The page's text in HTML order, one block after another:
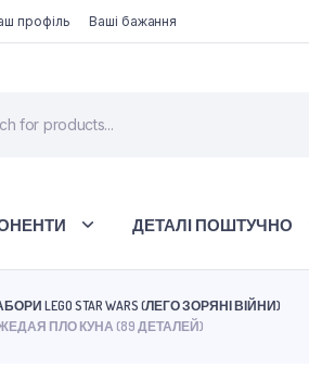
профіль Ваші бажання
ДЕТАЛІ ПОШТУЧНО
LEGO STAR WARS (ЛЕГО ЗОРЯНІ ВІЙНИ)
ПЛО КУНА (89 ДЕТАЛЕЙ)